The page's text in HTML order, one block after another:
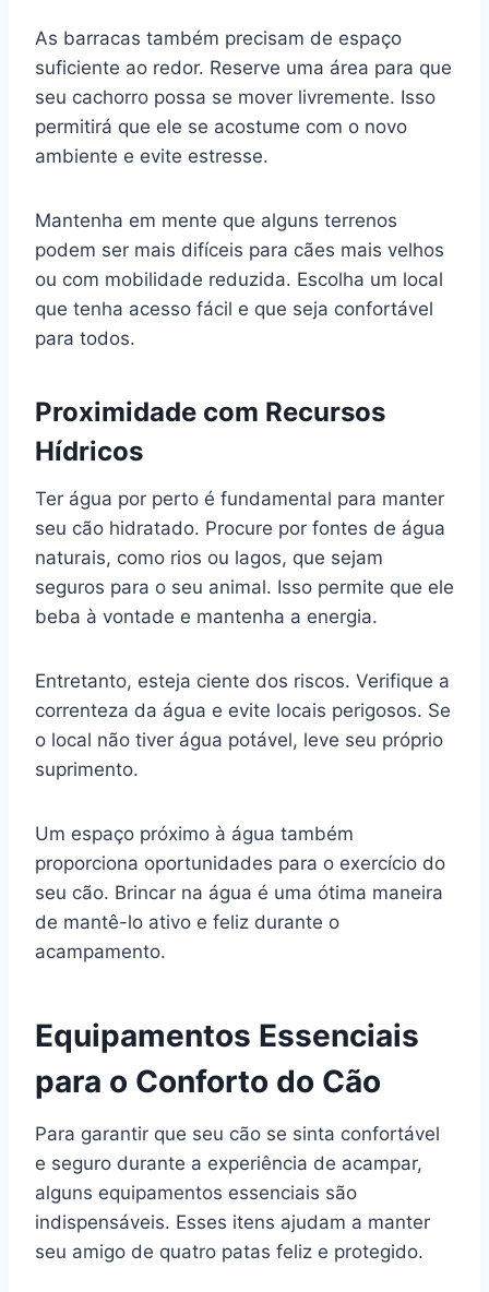
As barracas também precisam de espaço
suficiente ao redor. Reserve uma área para que
seu cachorro possa se mover livremente. Isso
permitirá que ele se acostume com o novo
ambiente e evite estresse.
Mantenha em mente que alguns terrenos
podem ser mais difíceis para cães mais velhos
ou com mobilidade reduzida. Escolha um local
que tenha acesso fácil e que seja confortável
para todos.
Proximidade com Recursos
Hídricos
Ter água por perto é fundamental para manter
seu cão hidratado. Procure por fontes de água
naturais, como rios ou lagos, que sejam
seguros para o seu animal. Isso permite que ele
beba à vontade e mantenha a energia.
Entretanto, esteja ciente dos riscos. Verifique a
correnteza da água e evite locais perigosos. Se
o local não tiver água potável, leve seu próprio
suprimento.
Um espaço próximo à água também
proporciona oportunidades para o exercício do
seu cão. Brincar na água é uma ótima maneira
de mantê-lo ativo e feliz durante o
acampamento.
Equipamentos Essenciais
para o Conforto do Cão
Para garantir que seu cão se sinta confortável
e seguro durante a experiência de acampar,
alguns equipamentos essenciais são
indispensáveis. Esses itens ajudam a manter
seu amigo de quatro patas feliz e protegido.